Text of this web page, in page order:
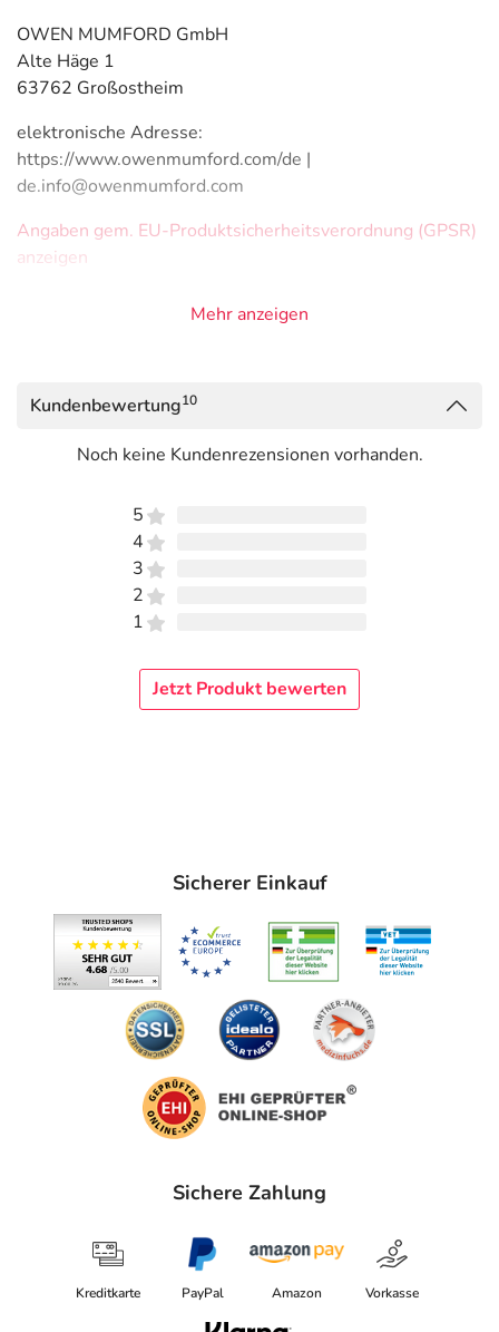
OWEN MUMFORD GmbH
Alte Häge 1
63762 Großostheim
elektronische Adresse:
https://www.owenmumford.com/de |
de.info@owenmumford.com
Angaben gem. EU-Produktsicherheitsverordnung (GPSR)
anzeigen
Mehr anzeigen
Kundenbewertung10
Noch keine Kundenrezensionen vorhanden.
5
4
3
2
1
Jetzt Produkt bewerten
Sicherer Einkauf
Sichere Zahlung
Kreditkarte PayPal Amazon Vorkasse